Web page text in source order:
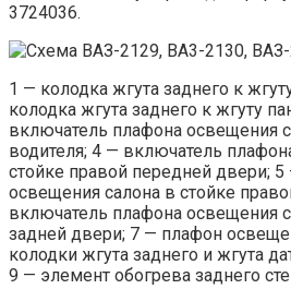
3724036.
1 — колодка жгута заднего к
колодка жгута заднего к жгуту
включатель плафона освещения
водителя; 4 — включатель
стойке правой передней двери;
освещения салона в стойке
включатель плафона освещения
задней двери; 7 — плафон
колодки жгута заднего и жгута
9 — элемент обогрева заднего